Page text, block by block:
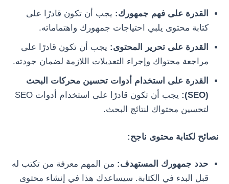
القدرة على فهم جمهورك: يجب أن تكون قادرًا على
كتابة محتوى يلبي احتياجات جمهورك واهتماماته.
القدرة على تحرير المحتوى: يجب أن تكون قادرًا على
مراجعة محتواك وإجراء التعديلات اللازمة لضمان جودته.
القدرة على استخدام أدوات تحسين محركات البحث
(SEO):
يجب أن تكون قادرًا على استخدام أدوات SEO
لتحسين محتواك لنتائج البحث.
نصائح لكتابة محتوى ناجح:
حدد جمهورك المستهدف: من المهم معرفة من تكتب له
قبل البدء في الكتابة. سيساعدك هذا في إنشاء محتوى